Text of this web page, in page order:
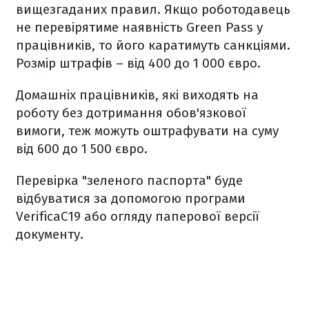
вищезгаданих правил. Якщо роботодавець
не перевірятиме наявність Green Pass у
працівників, то його каратимуть санкціями.
Розмір штрафів – від 400 до 1 000 євро.
Домашніх працівників, які виходять на
роботу без дотримання обов'язкової
вимоги, теж можуть оштрафувати на суму
від 600 до 1 500 євро.
Перевірка "зеленого паспорта" буде
відбуватися за допомогою програми
VerificaC19 або огляду паперової версії
документу.